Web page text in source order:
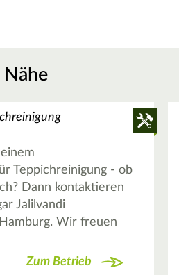
Nähe
Teppichreinigung - ob
Dann kontaktieren
Jalilvandi
Wir freuen
Zum Betrieb